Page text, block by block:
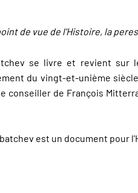
de vue de l'Histoire, la
se livre et revient sur
du vingt-et-unième
conseiller de François
est un document pour